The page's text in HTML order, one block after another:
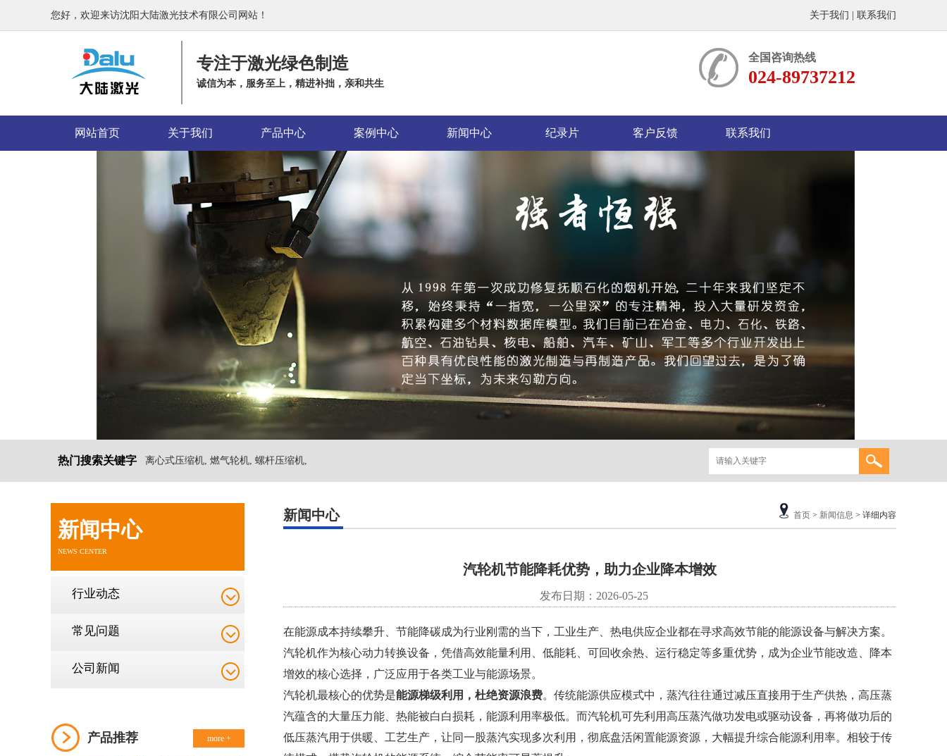
您好，欢迎来访沈阳大陆激光技术有限公司网站！ 关于我们 联系我们
专注于激光绿色制造
诚信为本，服务至上，精进补拙，亲和共生
全国咨询热线
024-89737212
网站首页 关于我们 产品中心 案例中心 新闻中心 纪录片 客户反馈 联系我们
热门搜索关键字 离心式压缩机, 燃气轮机, 螺杆压缩机,
新闻中心
NEWS CENTER
行业动态
常见问题
公司新闻
产品推荐 more +
新闻中心 首页 > 新闻信息 > 详细内容
汽轮机节能降耗优势，助力企业降本增效
发布日期：2026-05-25
在能源成本持续攀升、节能降碳成为行业刚需的当下，工业生产、热电供应企业都在寻求高效节能的能源设备与解决方案。
汽轮机作为核心动力转换设备，凭借高效能量利用、低能耗、可回收余热、运行稳定等多重优势，成为企业节能改造、降本
增效的核心选择，广泛应用于各类工业与能源场景。
汽轮机最核心的优势是能源梯级利用，杜绝资源浪费。传统能源供应模式中，蒸汽往往通过减压直接用于生产供热，高压蒸
汽蕴含的大量压力能、热能被白白损耗，能源利用率极低。而汽轮机可先利用高压蒸汽做功发电或驱动设备，再将做功后的
低压蒸汽用于供暖、工艺生产，让同一股蒸汽实现多次利用，彻底盘活闲置能源资源，大幅提升综合能源利用率。相较于传